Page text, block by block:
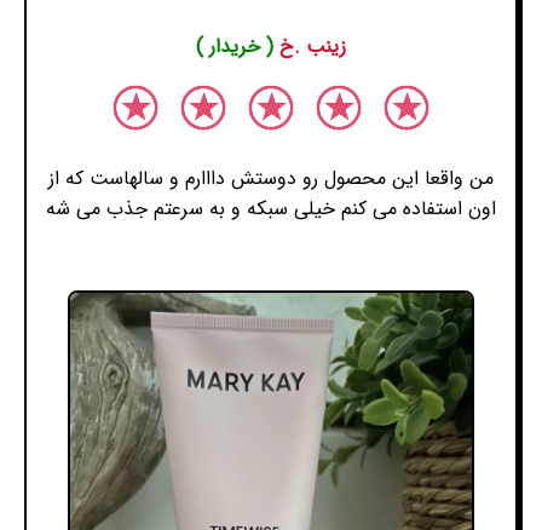
زینب .خ ( خریدار )
من واقعا این محصول رو دوستش دااارم و سالهاست که از
اون استفاده می کنم خیلی سبکه و به سرعتم جذب می شه